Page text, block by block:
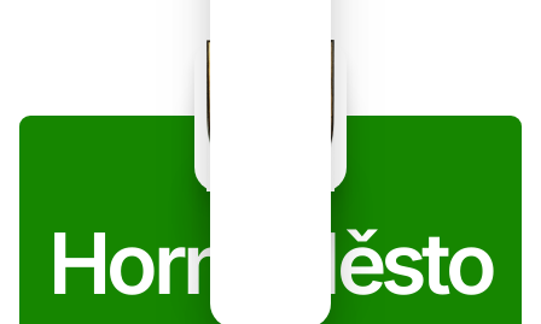
Horní Město